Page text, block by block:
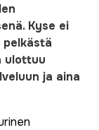
Kyse ei
ulottuu
ja aina